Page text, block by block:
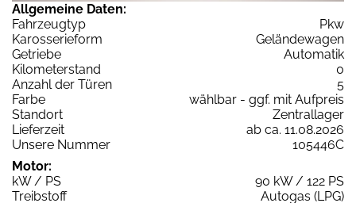
Allgemeine Daten:
Fahrzeugtyp
Pkw
Karosserieform
Geländewagen
Getriebe
Automatik
Kilometerstand
0
Anzahl der Türen
5
Farbe
wählbar - ggf. mit Aufpreis
Standort
Zentrallager
Lieferzeit
ab ca. 11.08.2026
Unsere Nummer
105446C
Motor:
kW / PS
90 kW / 122 PS
Treibstoff
Autogas (LPG)